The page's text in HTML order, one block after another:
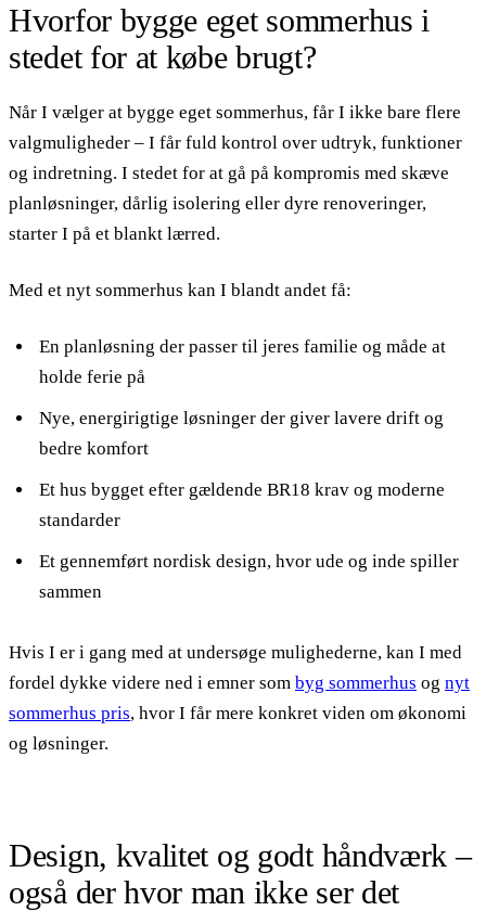
Hvorfor bygge eget sommerhus i
stedet for at købe brugt?
Når I vælger at bygge eget sommerhus, får I ikke bare flere
valgmuligheder – I får fuld kontrol over udtryk, funktioner
og indretning. I stedet for at gå på kompromis med skæve
planløsninger, dårlig isolering eller dyre renoveringer,
starter I på et blankt lærred.
Med et nyt sommerhus kan I blandt andet få:
En planløsning der passer til jeres familie og måde at
holde ferie på
Nye, energirigtige løsninger der giver lavere drift og
bedre komfort
Et hus bygget efter gældende BR18 krav og moderne
standarder
Et gennemført nordisk design, hvor ude og inde spiller
sammen
Hvis I er i gang med at undersøge mulighederne, kan I med
fordel dykke videre ned i emner som byg sommerhus og nyt
sommerhus pris, hvor I får mere konkret viden om økonomi
og løsninger.
Design, kvalitet og godt håndværk –
også der hvor man ikke ser det